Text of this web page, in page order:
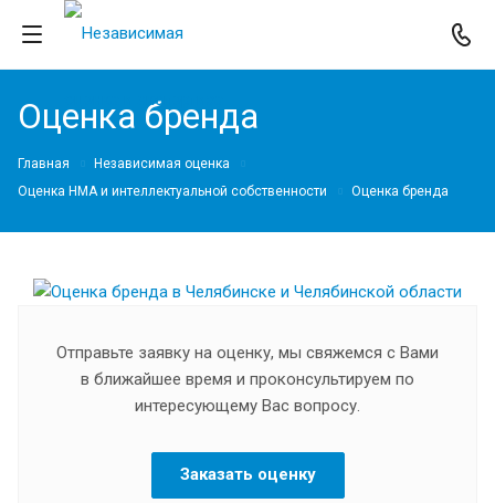
Оценка бренда
Главная
Независимая оценка
Оценка НМА и интеллектуальной собственности
Оценка бренда
Отправьте заявку на оценку, мы свяжемся с Вами
в ближайшее время и проконсультируем по
интересующему Вас вопросу.
Заказать оценку